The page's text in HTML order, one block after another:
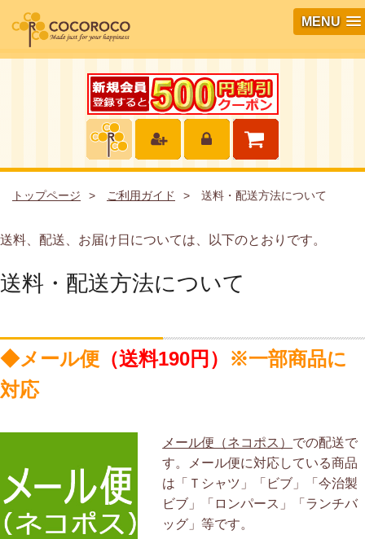
MENU
トップページ ご利用ガイド 送料・配送方法について
送料、配送、お届け日については、以下のとおりです。
送料・配送方法について
◆メール便 （送料190円）
※一部商品に
対応
メール便（ネコポス） での配送で
す。メール便に対応している商品
は「Ｔシャツ」「ビブ」「今治製
ビブ」「ロンパース」「ランチバ
ッグ」等です。